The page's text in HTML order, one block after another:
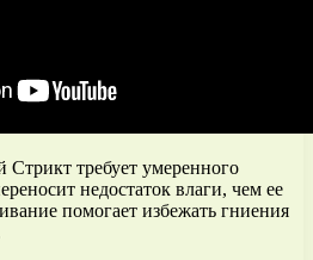
требует умеренного
недостаток влаги, чем ее
помогает избежать гниения